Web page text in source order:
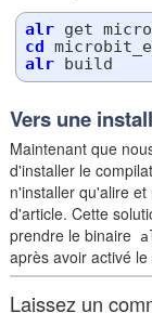
alr
cd
alr
Vers une
Maintenant que
d'installer le
n'installer qu'alire
d'article. Cette
prendre le binaire
après avoir activé
Laissez un